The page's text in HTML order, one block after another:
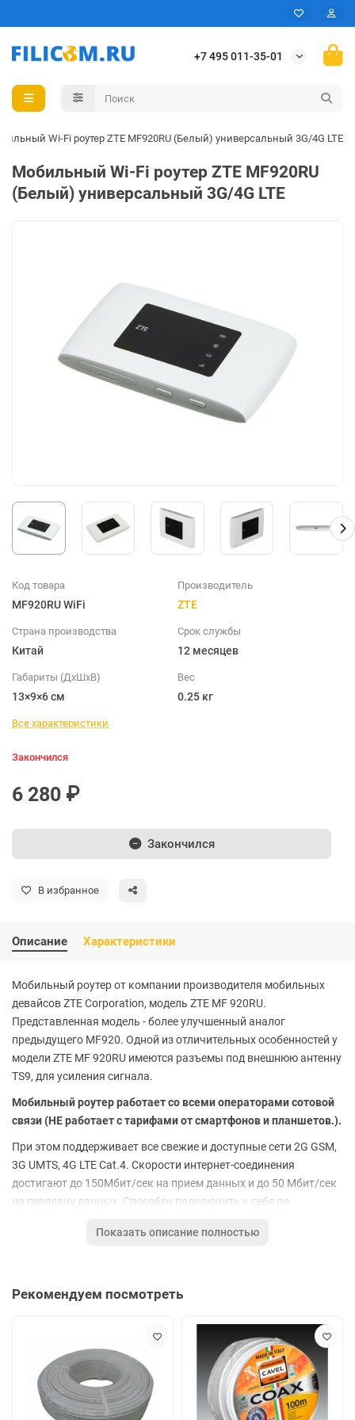
+7 495 011-35-01
Wi-Fi роутер ZTE MF920RU (Белый) универсальный 3G/4G LTE
Мобильный Wi-Fi роутер ZTE MF920RU
(Белый) универсальный 3G/4G LTE
Код товара
MF920RU WiFi
Производитель
ZTE
Страна производства
Китай
Срок службы
12 месяцев
Габариты (ДхШхВ)
13×9×6 см
Вес
0.25 кг
Все характеристики
Закончился
6 280 ₽
Закончился
В избранное
Описание Характеристики
Мобильный роутер от компании производителя мобильных
девайсов ZTE Corporation, модель ZTE MF 920RU.
Представленная модель - более улучшенный аналог
предыдущего MF920. Одной из отличительных особенностей у
модели ZTE MF 920RU имеются разъемы под внешнюю антенну
TS9, для усиления сигнала.
Мобильный роутер работает со всеми операторами сотовой
связи (НЕ работает с тарифами от смартфонов и планшетов.).
При этом поддерживает все свежие и доступные сети 2G GSM,
3G UMTS, 4G LTE Cat.4. Скорости интернет-соединения
достигают до 150Мбит/сек на прием данных и до 50 Мбит/сек
на передачу данных. Способен подключить к себе по
одновременно по технологиям 802.11b/g/n. Емкий встроенный
габариты мобильного роутера позволяют его носить с собой и
Как писалось выше, у представленной модели ZTE MF 920RU
присутствуют два разъема TS9 для подключения внешних
антенн, усиливающих 3G 4G LTE сигнал.
Роутер "из коробки" полностью готов к работе и не требует ни
Показать описание полностью
Рекомендуем посмотреть